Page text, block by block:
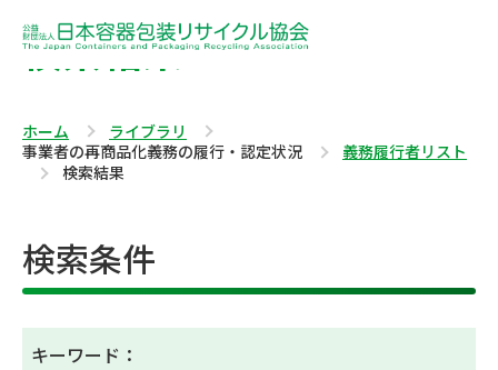
検索結果
ホーム
ライブラリ
事業者の再商品化義務の履行・認定状況
義務履行者リスト
検索結果
検索条件
キーワード：